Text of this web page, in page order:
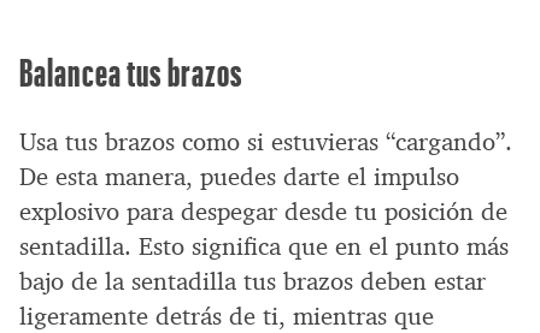
Balancea tus brazos
Usa tus brazos como si estuvieras “cargando”.
De esta manera, puedes darte el impulso
explosivo para despegar desde tu posición de
sentadilla. Esto significa que en el punto más
bajo de la sentadilla tus brazos deben estar
ligeramente detrás de ti, mientras que